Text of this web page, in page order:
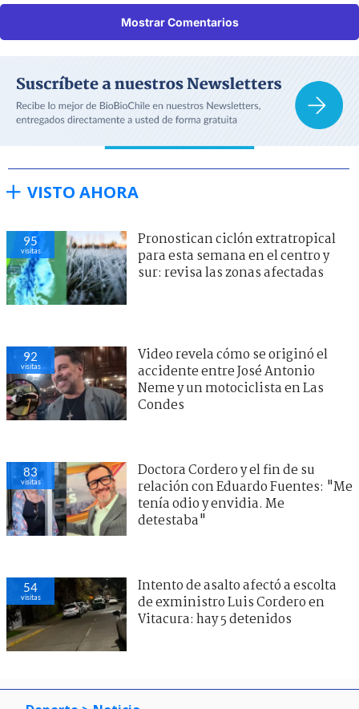
Mostrar Comentarios
VISTO AHORA
95
visitas
Pronostican ciclón extratropical
para esta semana en el centro y
sur: revisa las zonas afectadas
92
visitas
Video revela cómo se originó el
accidente entre José Antonio
Neme y un motociclista en Las
Condes
83
visitas
Doctora Cordero y el fin de su
relación con Eduardo Fuentes: "Me
tenía odio y envidia. Me
detestaba"
54
visitas
Intento de asalto afectó a escolta
de exministro Luis Cordero en
Vitacura: hay 5 detenidos